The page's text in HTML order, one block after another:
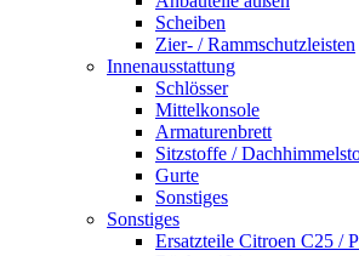
Scheiben
Zier- / Rammschutzleisten
Innenausstattung
Schlösser
Mittelkonsole
Armaturenbrett
Sitzstoffe /
Gurte
Sonstiges
Sonstiges
Ersatzteile Citroen C25 /